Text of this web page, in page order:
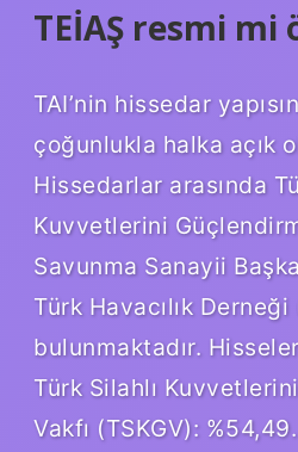
TEİAŞ resmi mi
TAI’nin hissedar
çoğunlukla halka açık
Hissedarlar arasında
Kuvvetlerini
Savunma Sanayii
Türk Havacılık Derneği
bulunmaktadır.
Türk Silahlı
Vakfı (TSKGV): %54,49.